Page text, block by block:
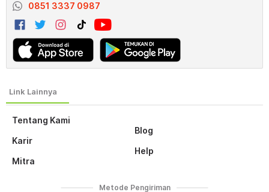
Tentang Kami
Karir
Mitra
Blog
Help
0851 3337 0987
Metode Pengiriman